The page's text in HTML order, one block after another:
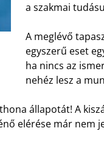
a szakmai
A meglévő
egyszerű eset
ha nincs az
nehéz lesz a
állapotát! A
elérése már nem